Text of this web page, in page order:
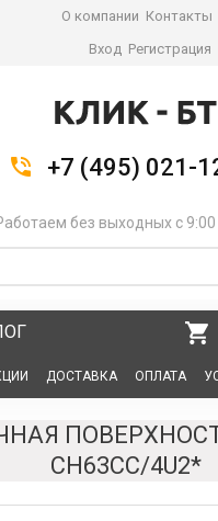
О компании Контакты
Вход Регистрация
+7 (495) 021-
без выходных с
ДОСТАВКА ОПЛАТА
CH63CC/4U2*